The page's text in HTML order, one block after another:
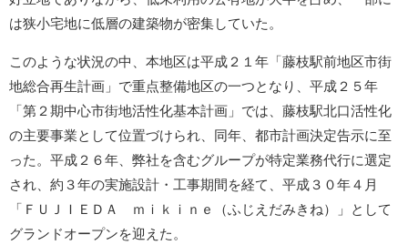
は狭小宅地に低層の建築物が密集していた。
このような状況の中、本地区は平成２１年「藤枝駅前地区市街
地総合再生計画」で重点整備地区の一つとなり、平成２５年
「第２期中心市街地活性化基本計画」では、藤枝駅北口活性化
の主要事業として位置づけられ、同年、都市計画決定告示に至
った。平成２６年、弊社を含むグループが特定業務代行に選定
され、約３年の実施設計・工事期間を経て、平成３０年４月
「ＦＵＪＩＥＤＡ ｍｉｋｉｎｅ（ふじえだみきね）」として
グランドオープンを迎えた。